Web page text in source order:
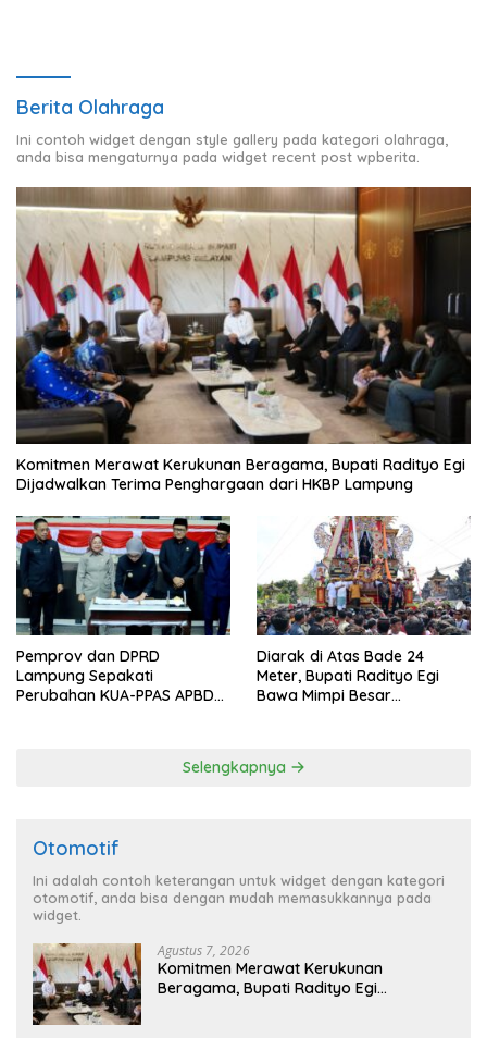
Berita Olahraga
Ini contoh widget dengan style gallery pada kategori olahraga,
anda bisa mengaturnya pada widget recent post wpberita.
Komitmen Merawat Kerukunan Beragama, Bupati Radityo Egi
Dijadwalkan Terima Penghargaan dari HKBP Lampung
Pemprov dan DPRD
Lampung Sepakati
Perubahan KUA-PPAS APBD
Diarak di Atas Bade 24
Meter, Bupati Radityo Egi
Bawa Mimpi Besar
Selengkapnya
Otomotif
Ini adalah contoh keterangan untuk widget dengan kategori
otomotif, anda bisa dengan mudah memasukkannya pada
widget.
Agustus 7, 2026
Komitmen Merawat Kerukunan
Beragama, Bupati Radityo Egi